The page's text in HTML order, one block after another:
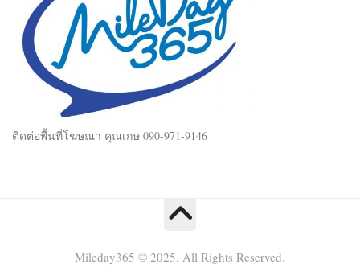
ติดต่อพื้นที่โฆษณา คุณเกษ 090-971-9146
Mileday365 © 2025. All Rights Reserved.